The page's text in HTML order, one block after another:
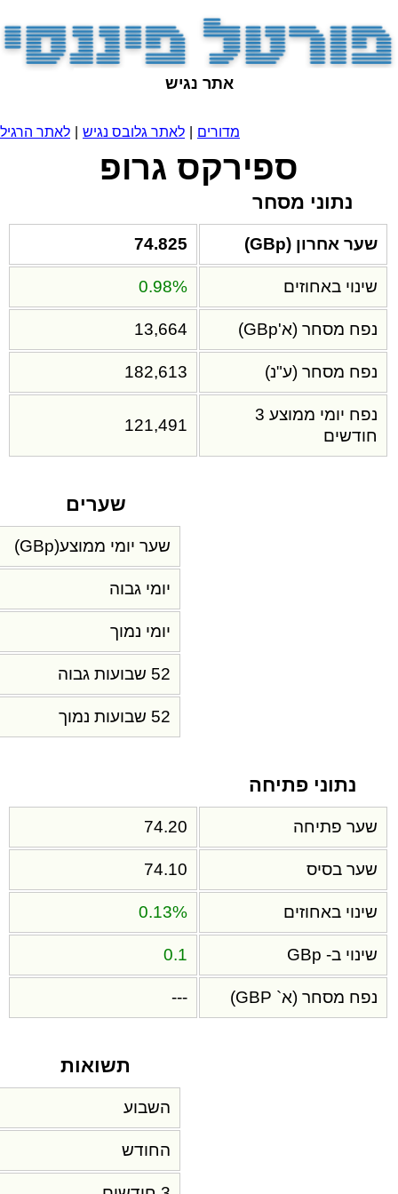
אתר נגיש
לאתר הרגיל לאתר גלובס נגיש מדורים
ספירקס גרופ
נתוני מסחר
שער אחרון (GBp) 74.825
שינוי באחוזים 0.98%
נפח מסחר (א'GBp) 13,664
נפח מסחר (ע"נ) 182,613
נפח יומי ממוצע 3
חודשים
121,491
שערים
שער יומי ממוצע(GBp)
יומי גבוה
יומי נמוך
52 שבועות גבוה
52 שבועות נמוך
נתוני פתיחה
שער פתיחה 74.20
שער בסיס 74.10
שינוי באחוזים 0.13%
שינוי ב- GBp 0.1
נפח מסחר (א` GBP) ---
תשואות
השבוע
החודש